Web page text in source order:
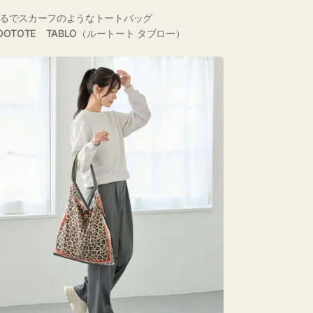
でスカーフのようなトートバッグ
TABLO（ルートート タブロー）